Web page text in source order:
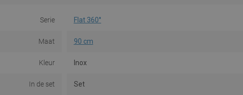
Serie Flat 360°
Maat 90 cm
Kleur Inox
In de set Set